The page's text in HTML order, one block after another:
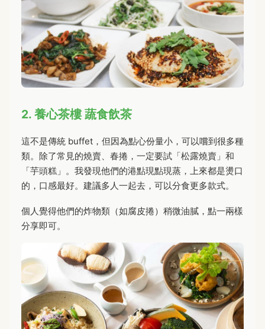
2. 養心茶樓 蔬食飲茶
這不是傳統 buffet，但因為點心份量小，可以嚐到很多種
類。除了常見的燒賣、春捲，一定要試「松露燒賣」和
「芋頭糕」。我發現他們的港點現點現蒸，上來都是燙口
的，口感最好。建議多人一起去，可以分食更多款式。
個人覺得他們的炸物類（如腐皮捲）稍微油膩，點一兩樣
分享即可。